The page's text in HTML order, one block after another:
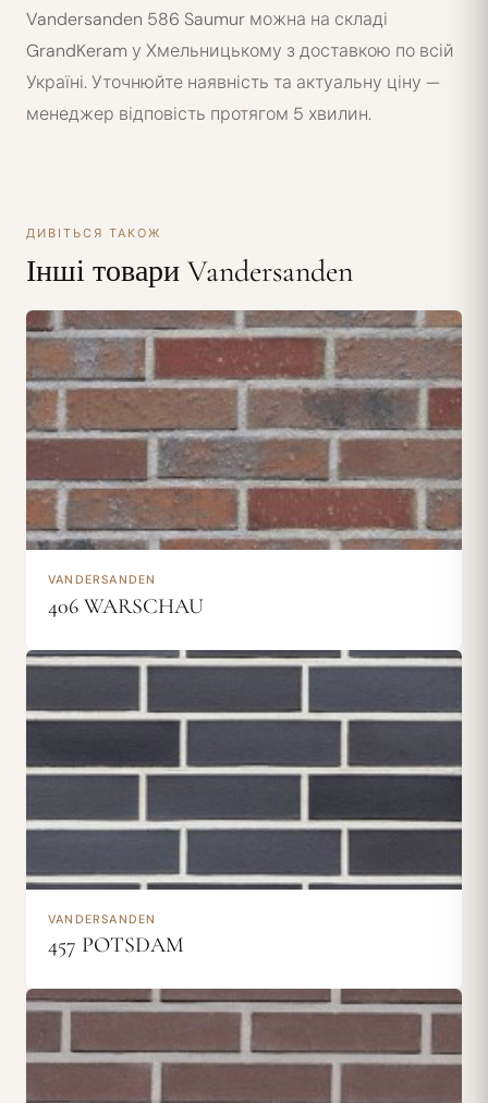
Vandersanden 586 Saumur можна на складі
GrandKeram у Хмельницькому з доставкою по всій
Україні. Уточнюйте наявність та актуальну ціну —
менеджер відповість протягом 5 хвилин.
ДИВІТЬСЯ ТАКОЖ
Інші товари Vandersanden
VANDERSANDEN
406 WARSCHAU
VANDERSANDEN
457 POTSDAM